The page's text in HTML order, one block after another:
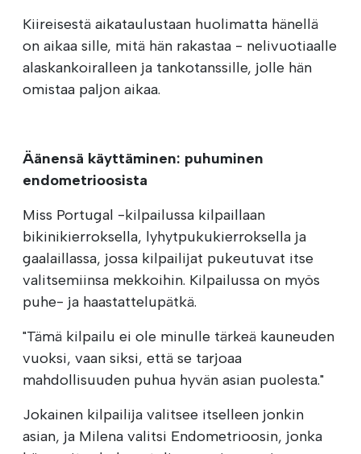
Kiireisestä aikataulustaan huolimatta hänellä
on aikaa sille, mitä hän rakastaa - nelivuotiaalle
alaskankoiralleen ja tankotanssille, jolle hän
omistaa paljon aikaa.
Äänensä käyttäminen: puhuminen
endometrioosista
Miss Portugal -kilpailussa kilpaillaan
bikinikierroksella, lyhytpukukierroksella ja
gaalaillassa, jossa kilpailijat pukeutuvat itse
valitsemiinsa mekkoihin. Kilpailussa on myös
puhe- ja haastattelupätkä.
"Tämä kilpailu ei ole minulle tärkeä kauneuden
vuoksi, vaan siksi, että se tarjoaa
mahdollisuuden puhua hyvän asian puolesta."
Jokainen kilpailija valitsee itselleen jonkin
asian, ja Milena valitsi Endometrioosin, jonka